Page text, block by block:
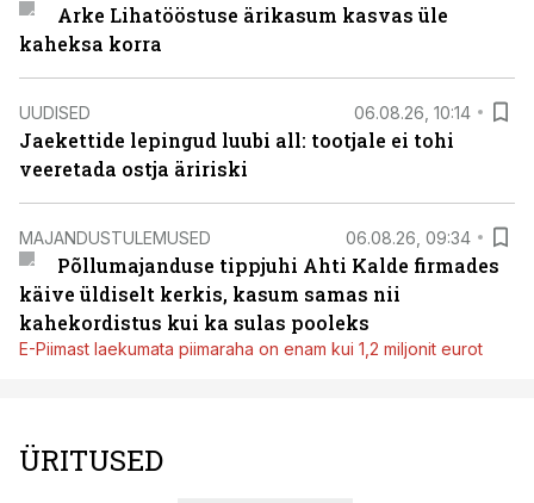
Arke Lihatööstuse ärikasum kasvas üle
kaheksa korra
UUDISED 06.08.26, 10:14
Jaekettide lepingud luubi all: tootjale ei tohi
veeretada ostja äririski
MAJANDUSTULEMUSED 06.08.26, 09:34
Põllumajanduse tippjuhi Ahti Kalde firmades
käive üldiselt kerkis, kasum samas nii
kahekordistus kui ka sulas pooleks
E-Piimast laekumata piimaraha on enam kui 1,2 miljonit eurot
ÜRITUSED